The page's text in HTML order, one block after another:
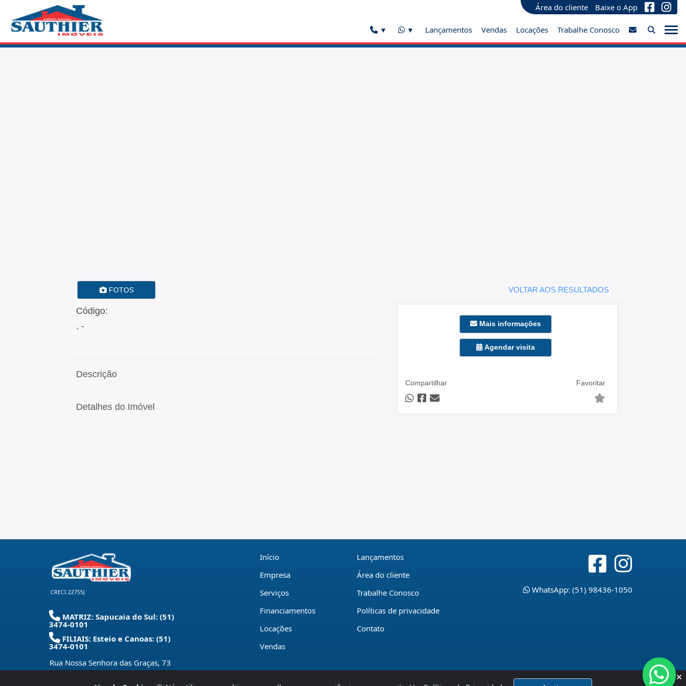
Área do cliente Baixe o App
Lançamentos Vendas Locações Trabalhe Conosco
FOTOS VOLTAR AOS RESULTADOS
Código:
, -
Descrição
Detalhes do Imóvel
Mais informações
Agendar visita
Compartilhar Favoritar
CRECI 22755J
MATRIZ: Sapucaia do Sul: (51)
3474-0101
FILIAIS: Esteio e Canoas: (51)
3474-0101
Rua Nossa Senhora das Graças, 73
Início
Empresa
Serviços
Financiamentos
Locações
Vendas
Lançamentos
Área do cliente
Trabalhe Conosco
Políticas de privacidade
Contato
WhatsApp: (51) 98436-1050